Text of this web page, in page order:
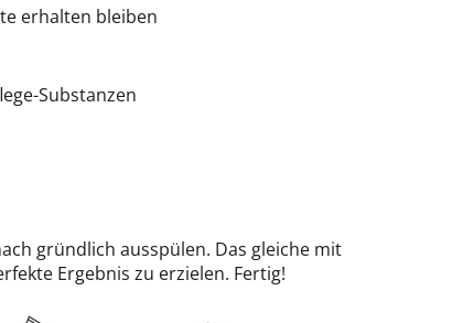
erhalten bleiben
Substanzen
gründlich ausspülen. Das gleiche mit
Ergebnis zu erzielen. Fertig!